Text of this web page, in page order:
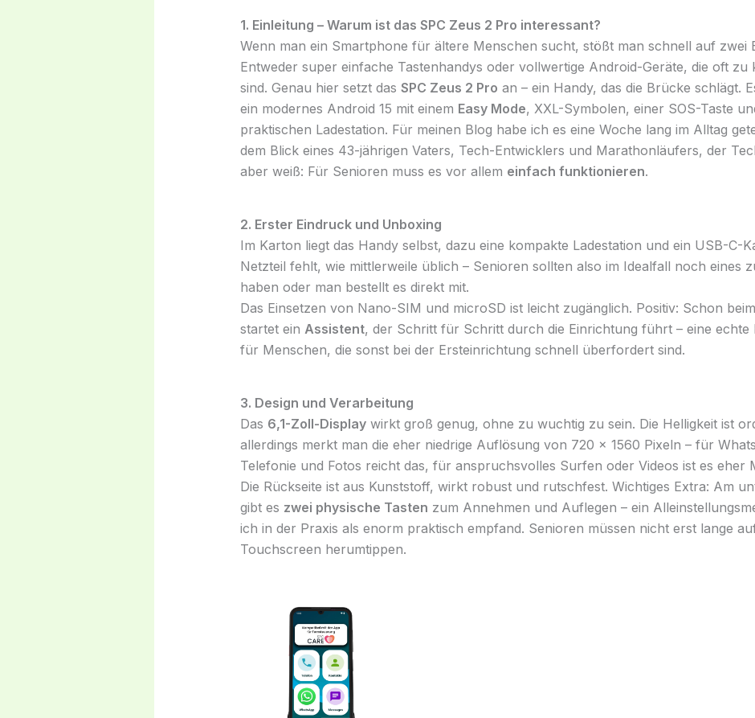
1. Einleitung – Warum ist das SPC Zeus 2 Pro interessant?
Wenn man ein Smartphone für ältere Menschen sucht, stößt man schnell auf zwei
Entweder super einfache Tastenhandys oder vollwertige Android-Geräte, die oft zu
sind. Genau hier setzt das SPC Zeus 2 Pro an – ein Handy, das die Brücke schlägt.
ein modernes Android 15 mit einem Easy Mode, XXL-Symbolen, einer SOS-Taste
praktischen Ladestation. Für meinen Blog habe ich es eine Woche lang im Alltag
dem Blick eines 43-jährigen Vaters, Tech-Entwicklers und Marathonläufers, der
aber weiß: Für Senioren muss es vor allem einfach funktionieren.
2. Erster Eindruck und Unboxing
Im Karton liegt das Handy selbst, dazu eine kompakte Ladestation und ein USB-C-
Netzteil fehlt, wie mittlerweile üblich – Senioren sollten also im Idealfall noch eines
haben oder man bestellt es direkt mit.
Das Einsetzen von Nano-SIM und microSD ist leicht zugänglich. Positiv: Schon
startet ein Assistent, der Schritt für Schritt durch die Einrichtung führt – eine echte
für Menschen, die sonst bei der Ersteinrichtung schnell überfordert sind.
3. Design und Verarbeitung
Das 6,1-Zoll-Displaywirkt groß genug, ohne zu wuchtig zu sein. Die Helligkeit ist
allerdings merkt man die eher niedrige Auflösung von 720 × 1560 Pixeln – für
Telefonie und Fotos reicht das, für anspruchsvolles Surfen oder Videos ist es eher
Die Rückseite ist aus Kunststoff, wirkt robust und rutschfest. Wichtiges Extra: Am
gibt es zwei physische Tasten zum Annehmen und Auflegen – ein
ich in der Praxis als enorm praktisch empfand. Senioren müssen nicht erst lange
Touchscreen herumtippen.